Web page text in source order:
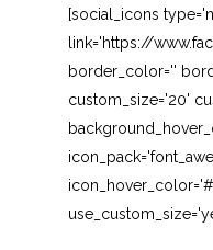
[social_icons
link='https://
border_color=''
custom_size='20'